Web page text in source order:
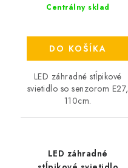
Centrálny sklad
DO KOŠÍKA
LED záhradné stĺpikové
svietidlo so senzorom E27,
110cm.
LED záhradné